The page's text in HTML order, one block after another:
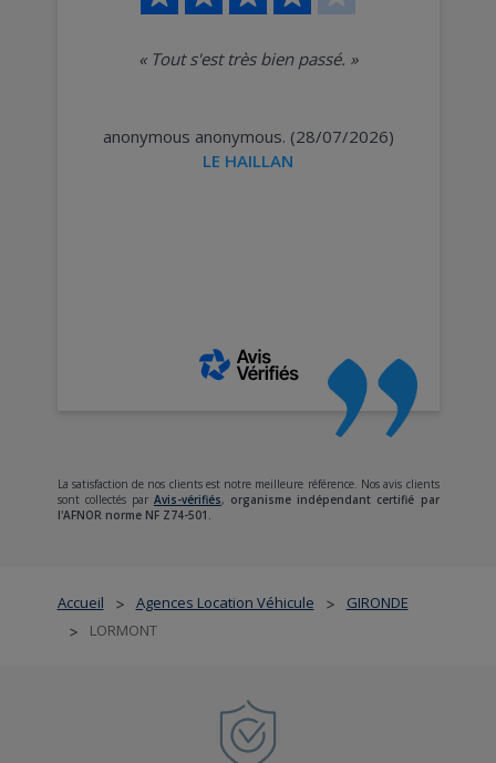
Accueil > Agences Location Véhicule > GIRONDE
> LORMONT
« Tout s'est très bien passé. »
anonymous anonymous. (28/07/2026)
LE HAILLAN
La satisfaction de nos clients est notre meilleure référence. Nos avis clients
sont collectés par Avis-vérifiés, organisme indépendant certifié par
l'AFNOR norme NF Z74-501.